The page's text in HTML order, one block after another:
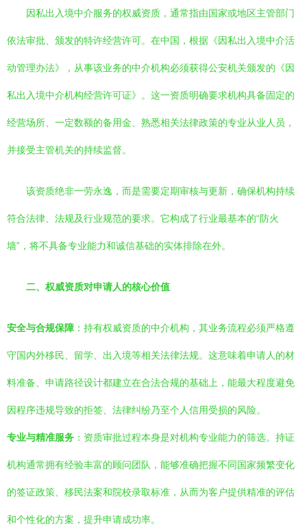
因私出入境中介服务的权威资质，通常指由国家或地区主管部门
依法审批、颁发的特许经营许可。在中国，根据《因私出入境中介活
动管理办法》，从事该业务的中介机构必须获得公安机关颁发的《因
私出入境中介机构经营许可证》。这一资质明确要求机构具备固定的
经营场所、一定数额的备用金、熟悉相关法律政策的专业从业人员，
并接受主管机关的持续监督。
该资质绝非一劳永逸，而是需要定期审核与更新，确保机构持续
符合法律、法规及行业规范的要求。它构成了行业最基本的“防火
墙”，将不具备专业能力和诚信基础的实体排除在外。
二、权威资质对申请人的核心价值
安全与合规保障 ：持有权威资质的中介机构，其业务流程必须严格遵
守国内外移民、留学、出入境等相关法律法规。这意味着申请人的材
料准备、申请路径设计都建立在合法合规的基础上，能最大程度避免
因程序违规导致的拒签、法律纠纷乃至个人信用受损的风险。
专业与精准服务 ：资质审批过程本身是对机构专业能力的筛选。持证
机构通常拥有经验丰富的顾问团队，能够准确把握不同国家频繁变化
的签证政策、移民法案和院校录取标准，从而为客户提供精准的评估
和个性化的方案，提升申请成功率。